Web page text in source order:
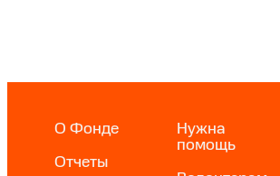
О Фонде
Отчеты
Нужна
помощь